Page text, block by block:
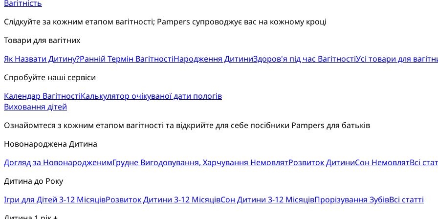
Вагітність
Слідкуйте за кожним етапом вагітності; Pampers супроводжує вас на кожному кроці
Товари для вагітних
Як Назвати Дитину?Ранній Термін ВагітностіНародження ДитиниЗдоров'я під час ВагітностіУсі товари для
Спробуйте наші сервіси
Календар ВагітностіКалькулятор очікуваної дати пологів
Виховання дітей
Ознайомтеся з кожним етапом вагітності та відкрийте для себе посібники Pampers для батьків
Новонароджена Дитина
Догляд за НовонародженимГрудне Вигодовування, Харчування НемовлятРозвиток ДитиниСон НемовлятВсі
Дитина до Року
Ігри для Дітей 3-12 МісяцівРозвиток Дитини 3-12 МісяцівСон Дитини 3-12 МісяцівПрорізування ЗубівВсі статті